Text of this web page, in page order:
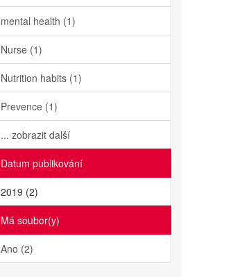
mental health (1)
Nurse (1)
Nutrition habits (1)
Prevence (1)
... zobrazit další
Datum publikování
2019 (2)
Má soubor(y)
Ano (2)